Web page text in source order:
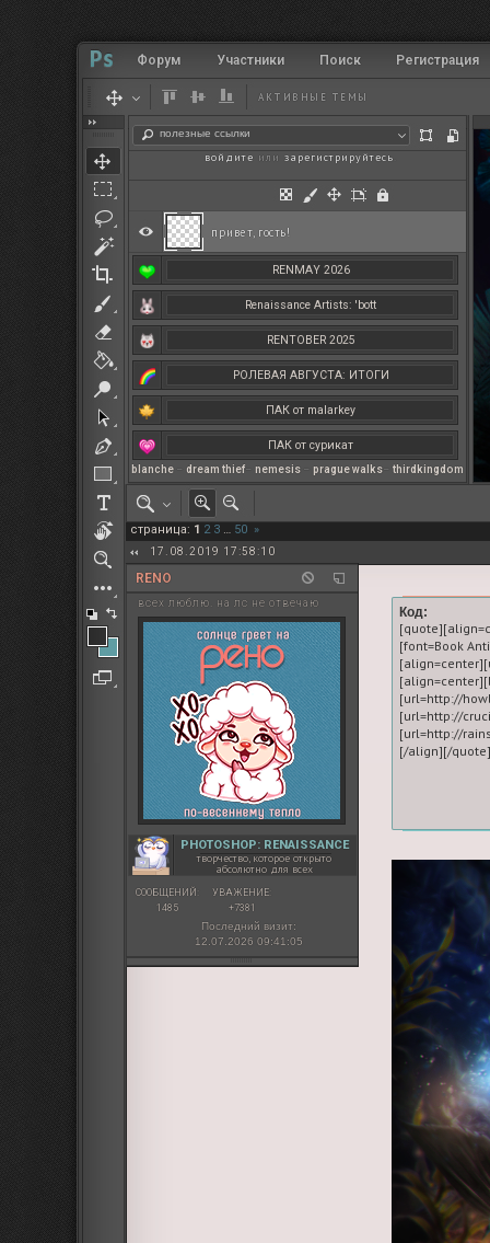
RENMAY 2026
Renaissance Artists: 'bott
RENTOBER 2025
РОЛЕВАЯ АВГУСТА: ИТОГИ
ПАК от malarkey
ПАК от сурикат
РЕНМАЙ
полезные ссылки
blanche – dream thief– nemesis – prague walks– thirdkingdom
Форум Участники Поиск Регистрация
АКТИВНЫЕ ТЕМЫ
привет, гость!
войдите или зарегистрируйтесь
страница: 1 2 3 … 50 »
17.08.2019 17:58:10
RENO
всех люблю. на лс не отвечаю
PHOTOSHOP: RENAISSANCE
творчество, которое открыто
абсолютно для всех
СООБЩЕНИЙ:
1485
УВАЖЕНИЕ:
+7381
Последний визит:
12.07.2026 09:41:05
Код:
[font=Book
[url=http://
[url=http://
[url=http://